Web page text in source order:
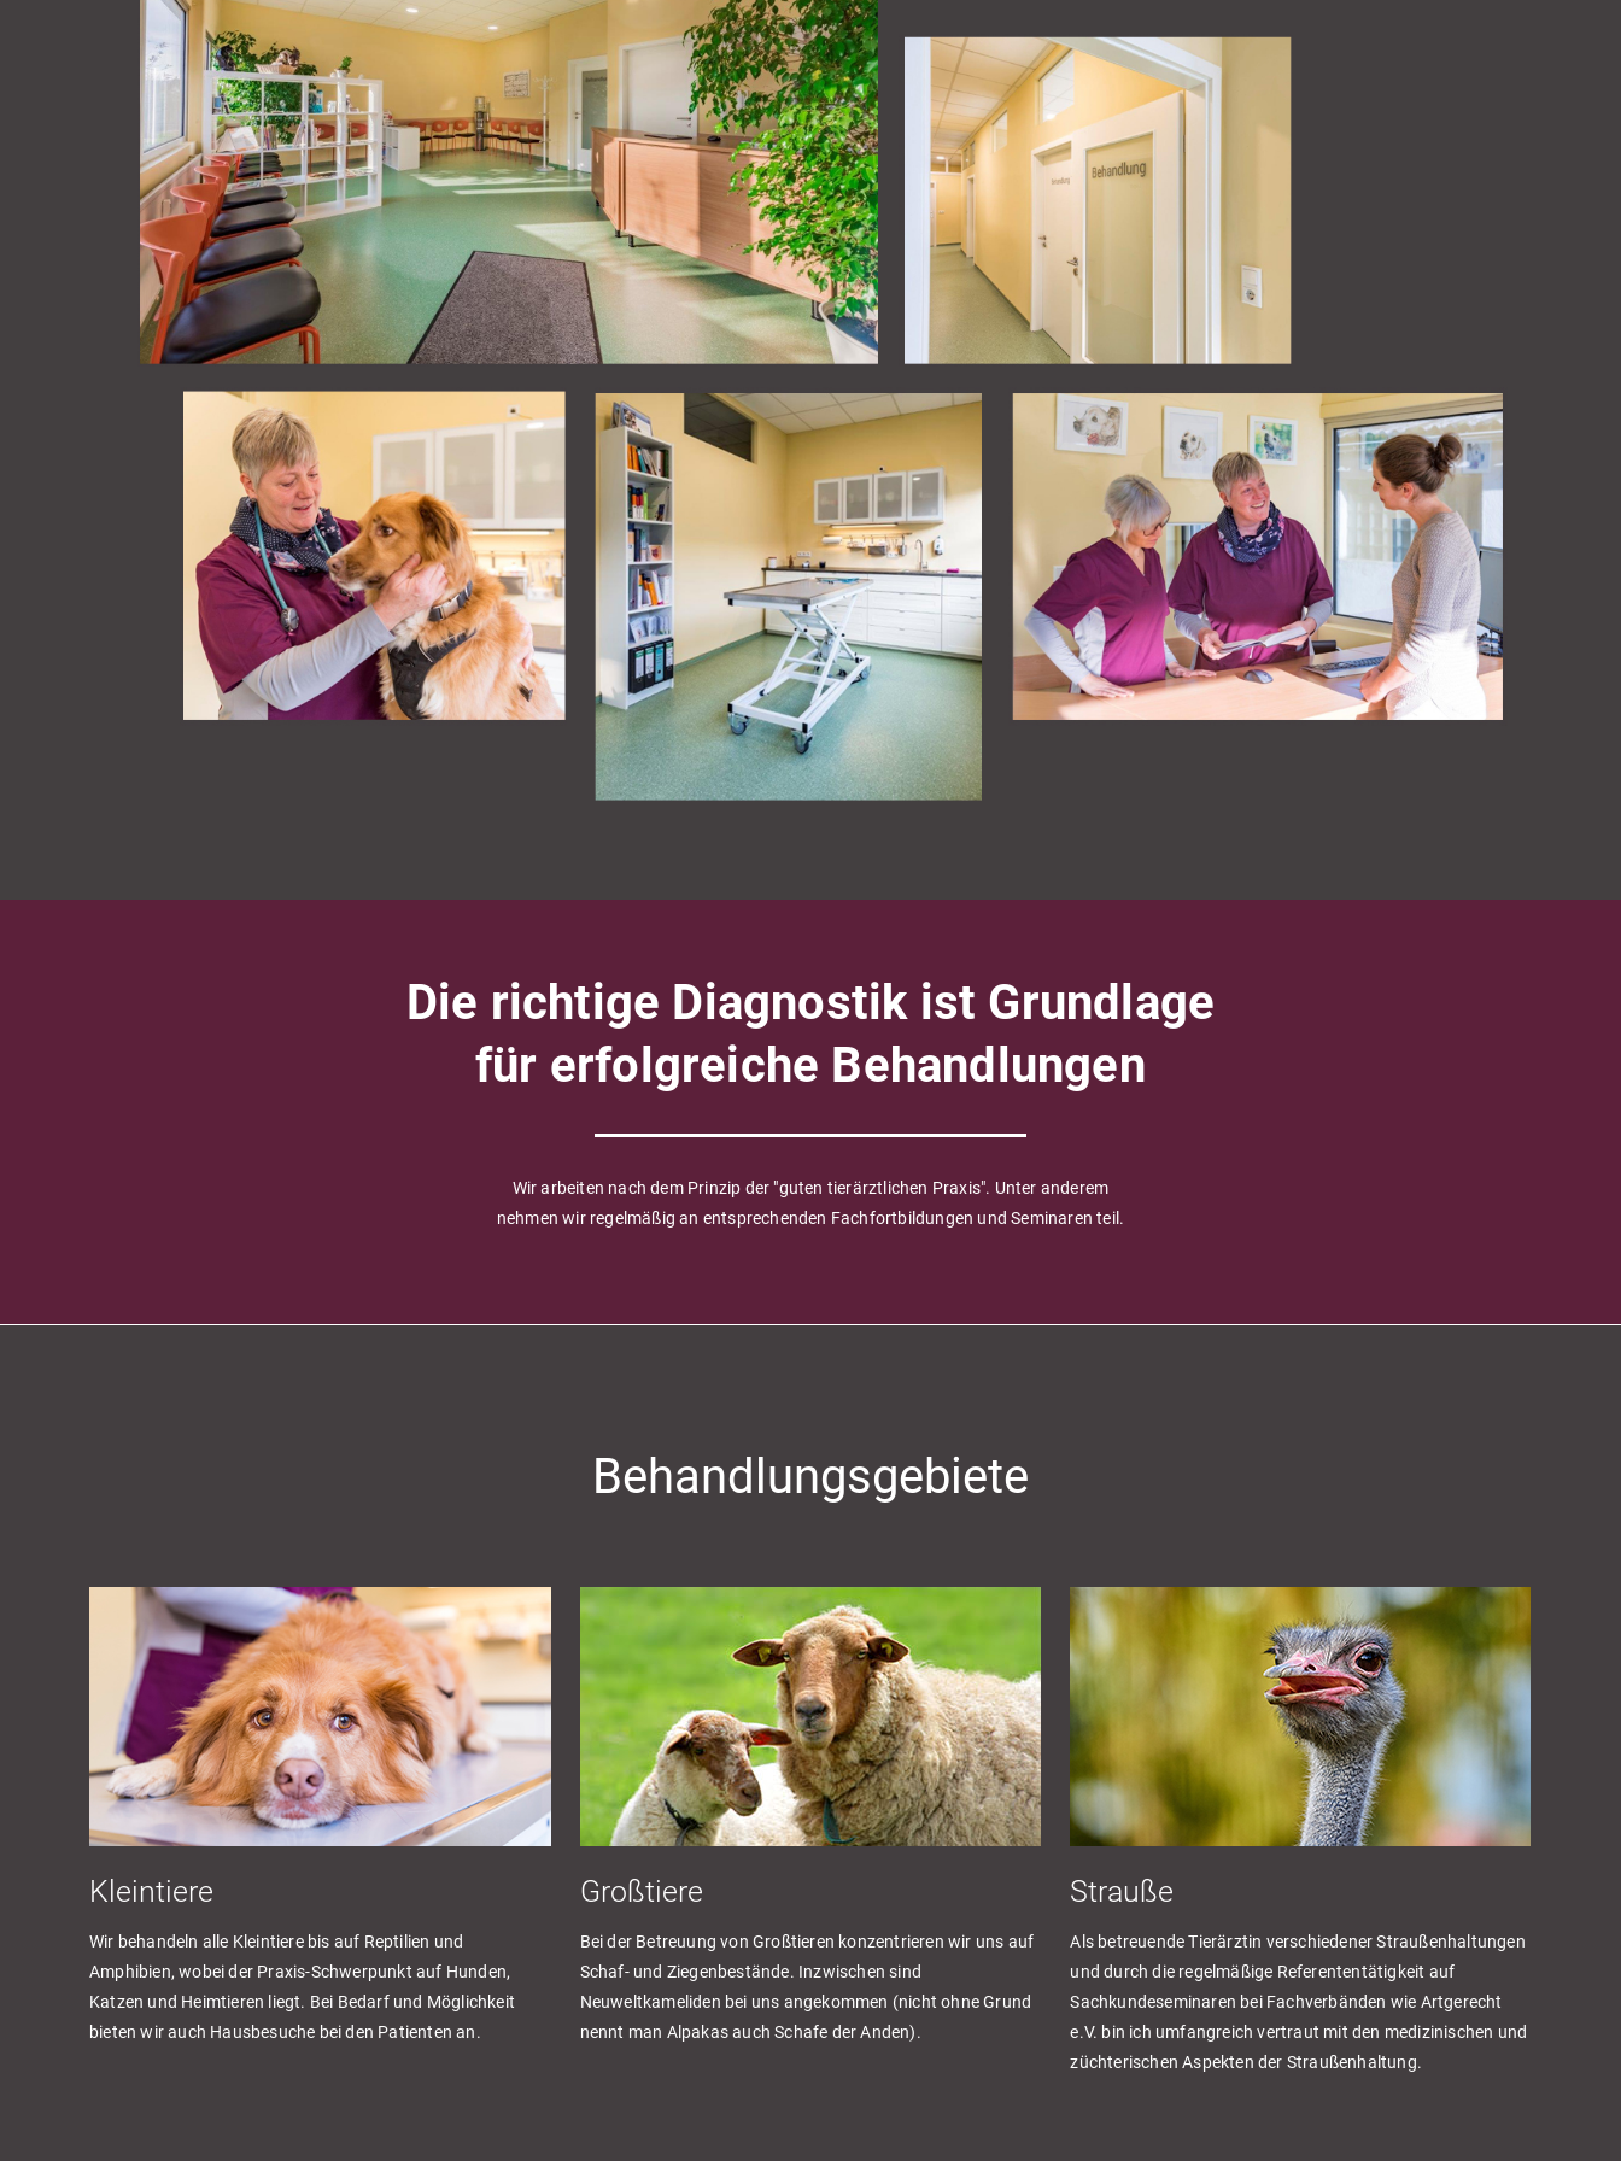
Die richtige Diagnostik ist Grundlage
für erfolgreiche Behandlungen
Wir arbeiten nach dem Prinzip der "guten tierärztlichen Praxis". Unter anderem
nehmen wir regelmäßig an entsprechenden Fachfortbildungen und Seminaren teil.
Behandlungsgebiete
Kleintiere
Wir behandeln alle Kleintiere bis auf Reptilien und
Amphibien, wobei der Praxis-Schwerpunkt auf Hunden,
Katzen und Heimtieren liegt. Bei Bedarf und Möglichkeit
bieten wir auch Hausbesuche bei den Patienten an.
Großtiere
Bei der Betreuung von Großtieren konzentrieren wir uns auf
Schaf- und Ziegenbestände. Inzwischen sind
Neuweltkameliden bei uns angekommen (nicht ohne Grund
nennt man Alpakas auch Schafe der Anden).
Strauße
Als betreuende Tierärztin verschiedener Straußenhaltungen
und durch die regelmäßige Referententätigkeit auf
Sachkundeseminaren bei Fachverbänden wie Artgerecht
e.V. bin ich umfangreich vertraut mit den medizinischen und
züchterischen Aspekten der Straußenhaltung.